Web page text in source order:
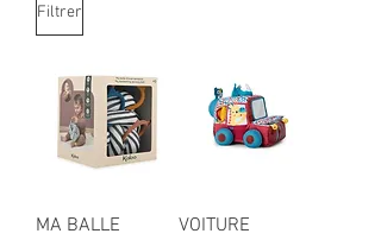
Filtrer
MA BALLE
VOITURE